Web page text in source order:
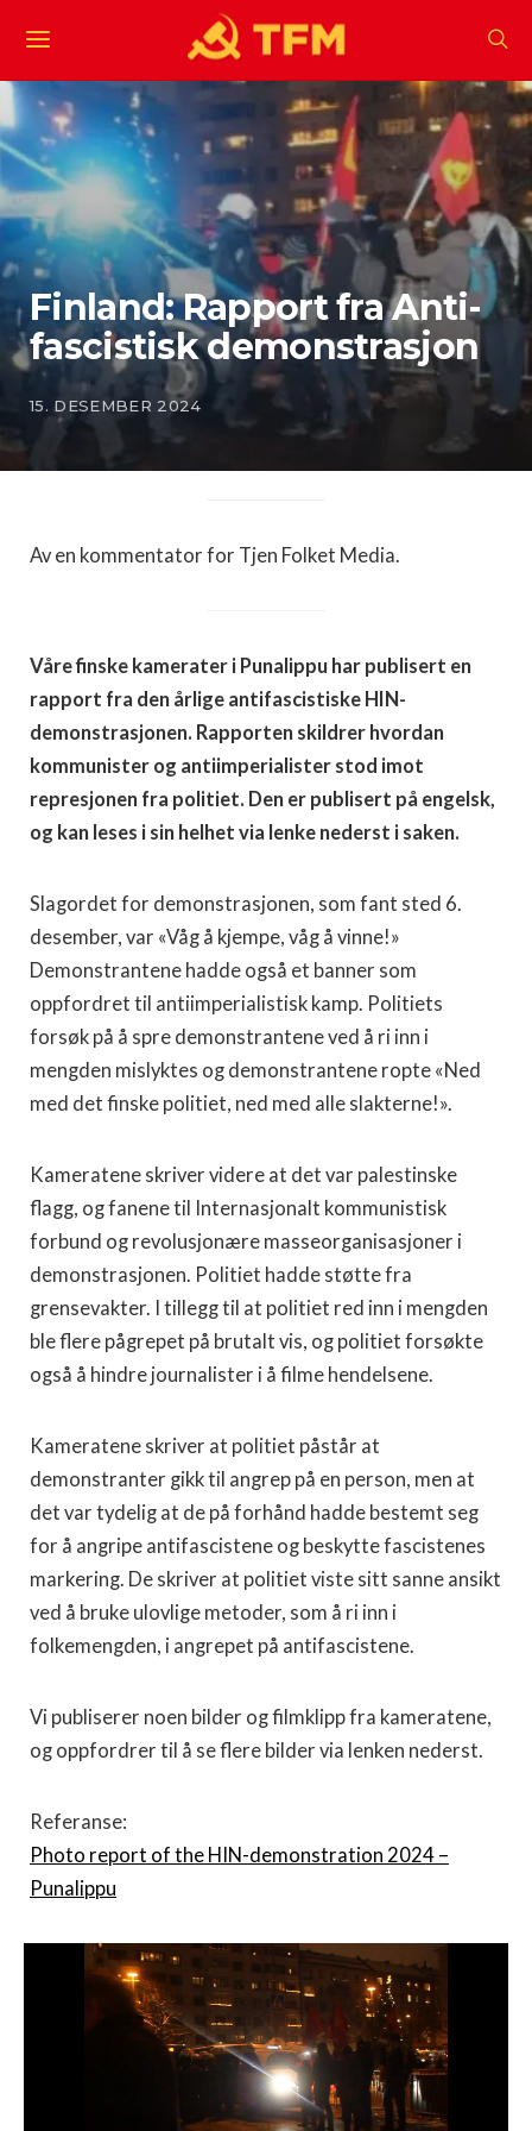
Finland: Rapport fra Anti-
fascistisk demonstrasjon
15. DESEMBER 2024
Av en kommentator for Tjen Folket Media.
Våre finske kamerater i Punalippu har publisert en
rapport fra den årlige antifascistiske HIN-
demonstrasjonen. Rapporten skildrer hvordan
kommunister og antiimperialister stod imot
represjonen fra politiet. Den er publisert på engelsk,
og kan leses i sin helhet via lenke nederst i saken.
Slagordet for demonstrasjonen, som fant sted 6.
desember, var «Våg å kjempe, våg å vinne!»
Demonstrantene hadde også et banner som
oppfordret til antiimperialistisk kamp. Politiets
forsøk på å spre demonstrantene ved å ri inn i
mengden mislyktes og demonstrantene ropte «Ned
med det finske politiet, ned med alle slakterne!».
Kameratene skriver videre at det var palestinske
flagg, og fanene til Internasjonalt kommunistisk
forbund og revolusjonære masseorganisasjoner i
demonstrasjonen. Politiet hadde støtte fra
grensevakter. I tillegg til at politiet red inn i mengden
ble flere pågrepet på brutalt vis, og politiet forsøkte
også å hindre journalister i å filme hendelsene.
Kameratene skriver at politiet påstår at
demonstranter gikk til angrep på en person, men at
det var tydelig at de på forhånd hadde bestemt seg
for å angripe antifascistene og beskytte fascistenes
markering. De skriver at politiet viste sitt sanne ansikt
ved å bruke ulovlige metoder, som å ri inn i
folkemengden, i angrepet på antifascistene.
Vi publiserer noen bilder og filmklipp fra kameratene,
og oppfordrer til å se flere bilder via lenken nederst.
Referanse:
Photo report of the HIN-demonstration 2024 –
Punalippu